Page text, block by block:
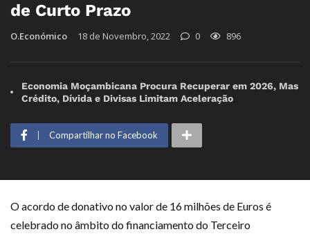
de Curto Prazo
O.Económico 18 de Novembro, 2022 0 896
Economia Moçambicana Procura Recuperar em 2026, Mas
Crédito, Dívida e Divisas Limitam Aceleração
Compartilhar no Facebook
O acordo de donativo no valor de 16 milhões de Euros é
celebrado no âmbito do financiamento do Terceiro